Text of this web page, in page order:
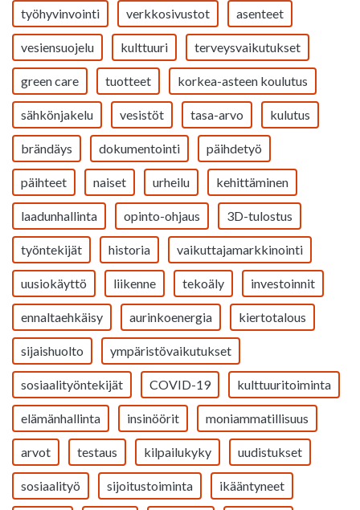
työhyvinvointi verkkosivustot asenteet
vesiensuojelu kulttuuri terveysvaikutukset
green care tuotteet korkea-asteen koulutus
sähkönjakelu vesistöt tasa-arvo kulutus
brändäys dokumentointi päihdetyö
päihteet naiset urheilu kehittäminen
laadunhallinta opinto-ohjaus 3D-tulostus
työntekijät historia vaikuttajamarkkinointi
uusiokäyttö liikenne tekoäly investoinnit
ennaltaehkäisy aurinkoenergia kiertotalous
sijaishuolto ympäristövaikutukset
sosiaalityöntekijät COVID-19 kulttuuritoiminta
elämänhallinta insinöörit moniammatillisuus
arvot testaus kilpailukyky uudistukset
sosiaalityö sijoitustoiminta ikääntyneet